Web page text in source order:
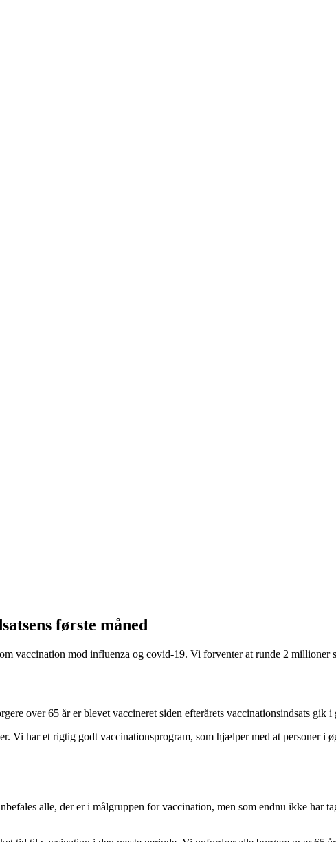
første måned
vaccination mod influenza og covid-19. Vi forventer at runde 2 millioner
over 65 år er blevet vaccineret siden efterårets vaccinationsindsats gik i
Vi har et rigtig godt vaccinationsprogram, som hjælper med at personer i
alle, der er i målgruppen for vaccination, men som endnu ikke har